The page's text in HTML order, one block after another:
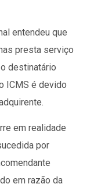
entendeu que
presta serviço
destinatário
ICMS é devido
em realidade
por
em razão da